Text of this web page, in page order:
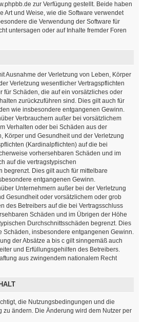
zur Verfügung gestellt. Beide haben
Art und Weise, wie die Software verwendet
die Verwendung der Software für
untersagen oder auf Inhalte fremder Foren
Ausnahme der Verletzung von Leben, Körper
Verletzung wesentlicher Vertragspflichten
für Schäden, die auf ein vorsätzliches oder
zurückzuführen sind. Dies gilt auch für
wie insbesondere entgangenen Gewinn.
Verbrauchern außer bei vorsätzlichem
Verhalten oder bei Schäden aus der
Körper und Gesundheit und der Verletzung
(Kardinalpflichten) auf die bei
vorhersehbaren Schäden und im
auf die vertragstypischen
begrenzt. Dies gilt auch für mittelbare
entgangenen Gewinn.
Unternehmern außer bei der Verletzung
Gesundheit oder vorsätzlichem oder grob
des Betreibers auf die bei Vertragsschluss
Schäden und im Übrigen der Höhe
Durchschnittsschäden begrenzt. Dies
Schäden, insbesondere entgangenen Gewinn.
der Absätze a bis c gilt sinngemäß auch
und Erfüllungsgehilfen des Betreibers.
aus zwingendem nationalem Recht
die Nutzungsbedingungen und die
zu ändern. Die Änderung wird dem Nutzer per